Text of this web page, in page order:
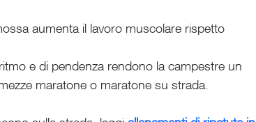
aumenta il lavoro muscolare rispetto
e di pendenza rendono la campestre un
maratone o maratone su strada.